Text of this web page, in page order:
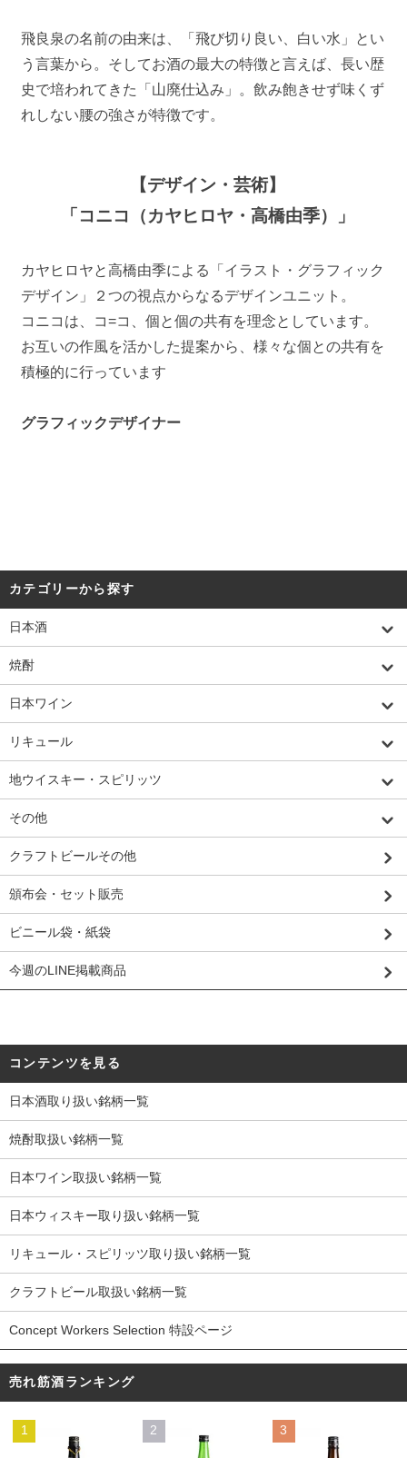
飛良泉の名前の由来は、「飛び切り良い、白い水」とい
う言葉から。そしてお酒の最大の特徴と言えば、長い歴
史で培われてきた「山廃仕込み」。飲み飽きせず味くず
れしない腰の強さが特徴です。
【デザイン・芸術】
「コニコ（カヤヒロヤ・高橋由季）」
カヤヒロヤと高橋由季による「イラスト・グラフィック
デザイン」２つの視点からなるデザインユニット。
コニコは、コ=コ、個と個の共有を理念としています。
お互いの作風を活かした提案から、様々な個との共有を
積極的に行っています
グラフィックデザイナー
カテゴリーから探す
日本酒
焼酎
日本ワイン
リキュール
地ウイスキー・スピリッツ
その他
クラフトビールその他
頒布会・セット販売
ビニール袋・紙袋
今週のLINE掲載商品
コンテンツを見る
日本酒取り扱い銘柄一覧
焼酎取扱い銘柄一覧
日本ワイン取扱い銘柄一覧
日本ウィスキー取り扱い銘柄一覧
リキュール・スピリッツ取り扱い銘柄一覧
クラフトビール取扱い銘柄一覧
Concept Workers Selection 特設ページ
売れ筋酒ランキング
1 2 3